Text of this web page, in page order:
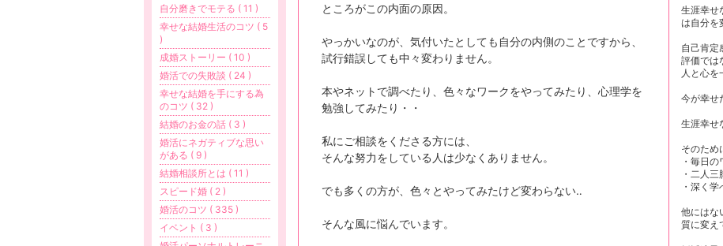
ところがこの内面の原因。
やっかいなのが、気付いたとしても自分の内側のことですから、
試行錯誤しても中々変わりません。
本やネットで調べたり、色々なワークをやってみたり、心理学を
勉強してみたり・・
私にご相談をくださる方には、
そんな努力をしている人は少なくありません。
でも多くの方が、色々とやってみたけど変わらない‥
そんな風に悩んでいます。
生涯幸せ
は自分を
自己肯定
評価では
人と心を
今が幸せ
生涯幸せ
そのため
・毎日の
・二人
・深く
他にはな
質に変え
自分磨きでモテる ( 11 )
幸せな結婚生活のコツ ( 5
)
成婚ストーリー ( 10 )
婚活での失敗談 ( 24 )
幸せな結婚を手にする為
のコツ ( 32 )
結婚のお金の話 ( 3 )
婚活にネガティブな思い
がある ( 9 )
結婚相談所とは ( 11 )
スピード婚 ( 2 )
婚活のコツ ( 335 )
イベント ( 3 )